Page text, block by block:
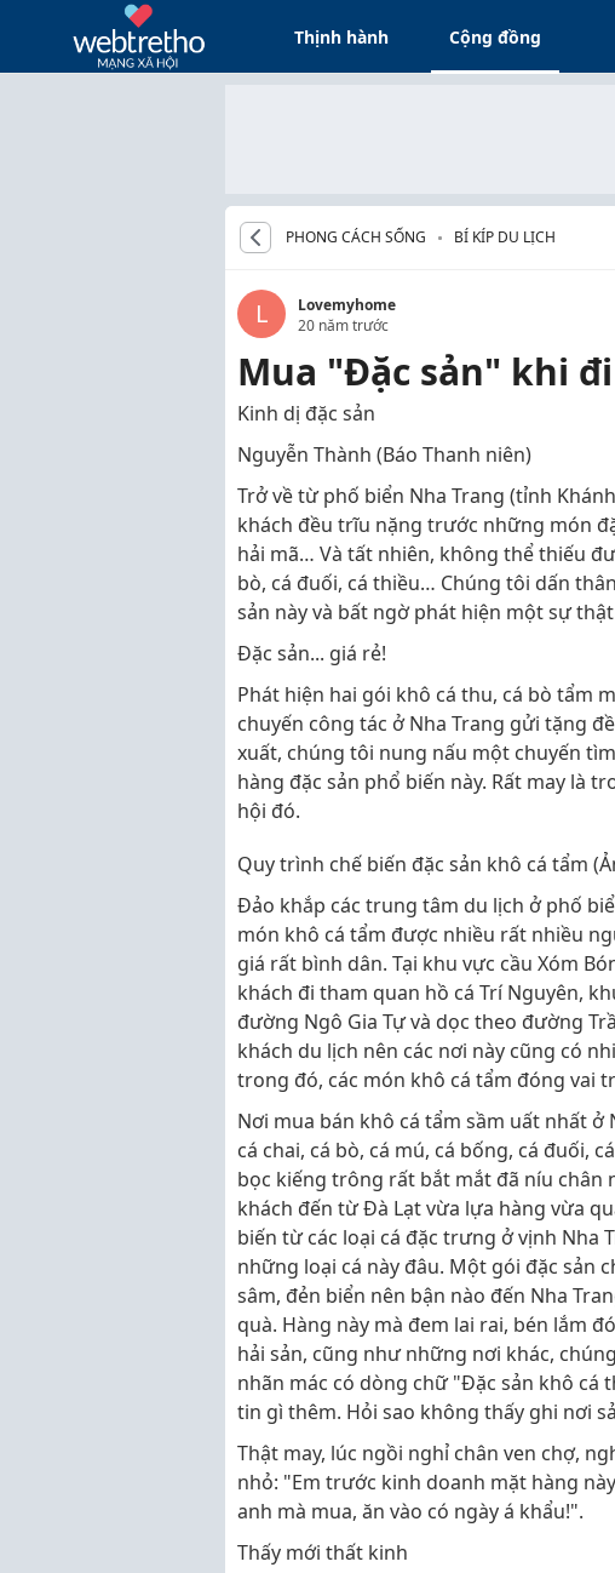
Thịnh hành Cộng đồng
PHONG CÁCH SỐNG BÍ KÍP DU LỊCH
L
Lovemyhome
20 năm trước
Mua "Đặc sản" khi
Kinh dị đặc sản
Nguyễn Thành (Báo Thanh niên)
Trở về từ phố biển Nha Trang (tỉnh
khách đều trĩu nặng trước những món
hải mã… Và tất nhiên, không thể thiếu
bò, cá đuối, cá thiều… Chúng tôi dấn
sản này và bất ngờ phát hiện một sự
Đặc sản... giá rẻ!
Phát hiện hai gói khô cá thu, cá bò tẩm
chuyến công tác ở Nha Trang gửi tặng
xuất, chúng tôi nung nấu một chuyến
hàng đặc sản phổ biến này. Rất may là
hội đó.
Quy trình chế biến đặc sản khô cá tẩm
Đảo khắp các trung tâm du lịch ở phố
món khô cá tẩm được nhiều rất nhiều
giá rất bình dân. Tại khu vực cầu Xóm
khách đi tham quan hồ cá Trí Nguyên,
đường Ngô Gia Tự và dọc theo đường
khách du lịch nên các nơi này cũng có
trong đó, các món khô cá tẩm đóng vai
Nơi mua bán khô cá tẩm sầm uất nhất ở
cá chai, cá bò, cá mú, cá bống, cá đuối,
bọc kiếng trông rất bắt mắt đã níu chân
khách đến từ Đà Lạt vừa lựa hàng vừa
biến từ các loại cá đặc trưng ở vịnh Nha
những loại cá này đâu. Một gói đặc sản
sâm, đẻn biển nên bận nào đến Nha
quà. Hàng này mà đem lai rai, bén lắm
hải sản, cũng như những nơi khác,
nhãn mác có dòng chữ "Đặc sản khô cá
tin gì thêm. Hỏi sao không thấy ghi nơi
Thật may, lúc ngồi nghỉ chân ven chợ,
nhỏ: "Em trước kinh doanh mặt hàng
anh mà mua, ăn vào có ngày á khẩu!".
Thấy mới thất kinh